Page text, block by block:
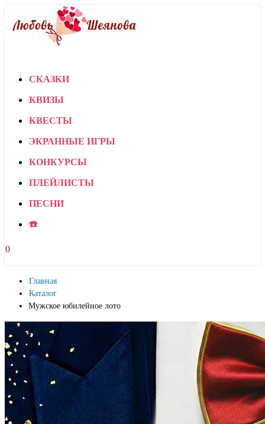
СКАЗКИ
КВИЗЫ
КВЕСТЫ
ЭКРАННЫЕ ИГРЫ
КОНКУРСЫ
ПЛЕЙЛИСТЫ
ПЕСНИ
☎️
0
Главная
Каталог
Мужское юбилейное лото